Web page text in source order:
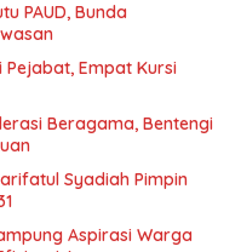
PAUD, Bunda
Empat Kursi
Beragama, Bentengi
Syadiah Pimpin
Aspirasi Warga